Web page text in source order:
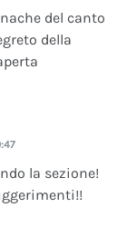
del canto
della
la sezione!